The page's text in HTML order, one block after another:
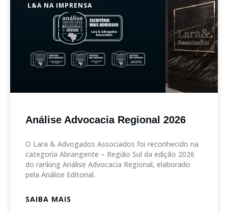
L&A NA IMPRENSA
Análise Advocacia Regional 2026
O Lara & Advogados Associados foi reconhecido na
categoria Abrangente – Região Sul da edição 2026
do ranking Análise Advocacia Regional, elaborado
pela Análise Editorial.
SAIBA MAIS